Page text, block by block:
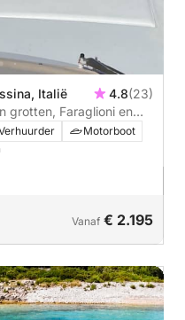
Italië 4.8(23)
grotten, Faraglioni en
Motorboot
Vanaf € 2.195